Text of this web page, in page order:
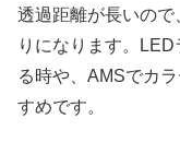
透過距離が長いの
りになります。
る時や、AMSでカ
すめです。